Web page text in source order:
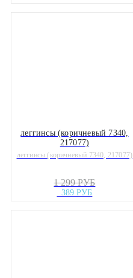
леггинсы (коричневый 7340,
217077)
леггинсы (коричневый 7340, 217077)
1 299 РУБ
389 РУБ